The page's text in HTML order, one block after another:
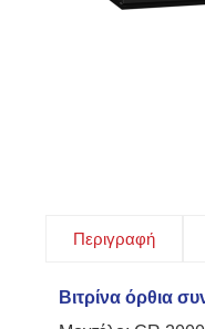
Περιγραφή
Βιτρίνα όρθια